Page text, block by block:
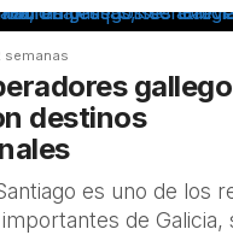
entra
del eclipse
los
semanas
destinos
es uno de los
de Galicia,